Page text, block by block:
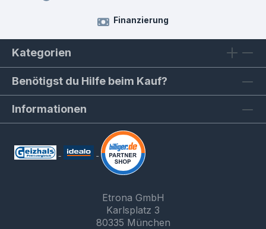
Finanzierung
Kategorien
Benötigst du Hilfe beim Kauf?
Informationen
Etrona GmbH
Karlsplatz 3
80335 München